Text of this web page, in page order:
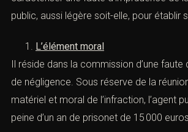
b). — Les destructions
,
ou soustractionsrendus possible
par lanégligencedes agents
(article 432-16 du Code pénal)